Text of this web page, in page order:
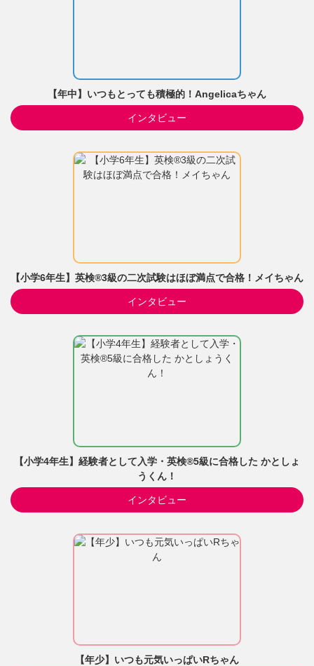
【年中】いつもとっても積極的！Angelicaちゃん
インタビュー
【小学6年生】英検®3級の二次試験はほぼ満点で合格！メイちゃん
インタビュー
【小学4年生】経験者として入学・英検®5級に合格した かとしょ
うくん！
インタビュー
【年少】いつも元気いっぱいRちゃん